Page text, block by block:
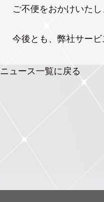
ご不便をおかけいた
今後とも、弊社サービ
ニュース一覧に戻る